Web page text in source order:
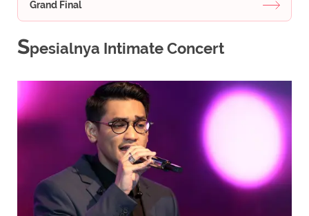
Grand Final
Spesialnya Intimate Concert